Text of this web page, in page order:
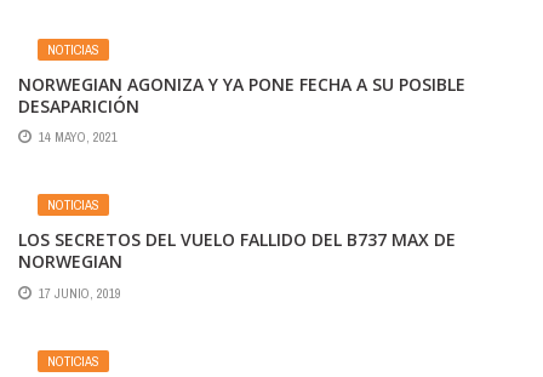
NOTICIAS
NORWEGIAN AGONIZA Y YA PONE FECHA A SU POSIBLE
DESAPARICIÓN
14 MAYO, 2021
NOTICIAS
LOS SECRETOS DEL VUELO FALLIDO DEL B737 MAX DE
NORWEGIAN
17 JUNIO, 2019
NOTICIAS